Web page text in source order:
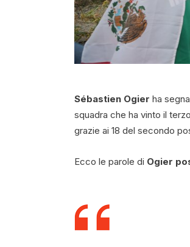
Sébastien Ogier ha
squadra che ha vinto il
grazie ai 18 del secondo
Ecco le parole di Ogier